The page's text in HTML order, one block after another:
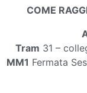
COME
Tram 31 –
MM1 Fermata